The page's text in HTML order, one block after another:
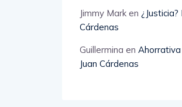
Jimmy Mark en ¿Justicia?
Cárdenas
Guillermina en
Juan Cárdenas